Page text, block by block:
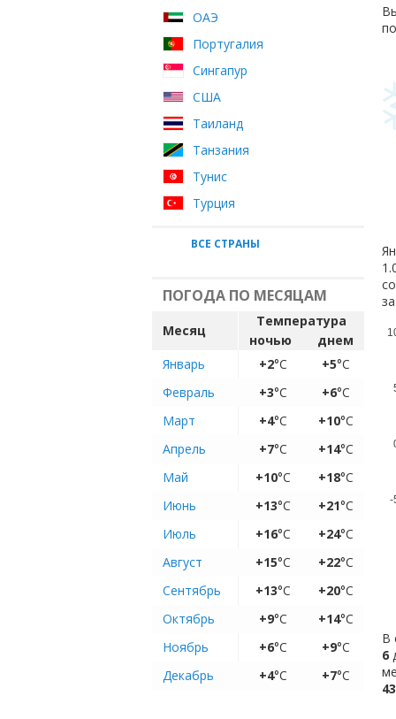
ОАЭ
Португалия
Сингапур
США
Таиланд
Танзания
Тунис
Турция
ВСЕ СТРАНЫ
ПОГОДА ПО МЕСЯЦАМ
Месяц
Температура
ночью
днем
Январь
+2°C +5°C
Февраль
+3°C +6°C
Март
+4°C +10°C
Апрель
+7°C +14°C
Май
+10°C +18°C
Июнь
+13°C +21°C
Июль
+16°C +24°C
Август
+15°C +22°C
Сентябрь
+13°C +20°C
Октябрь
+9°C +14°C
Ноябрь
+6°C +9°C
Декабрь
+4°C +7°C
-
В
6